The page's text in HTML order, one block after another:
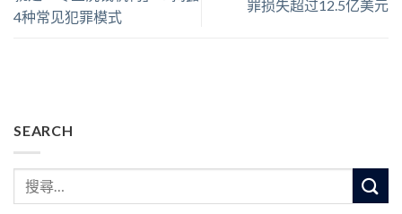
4种常见犯罪模式
罪损失超过12.5亿美元
SEARCH